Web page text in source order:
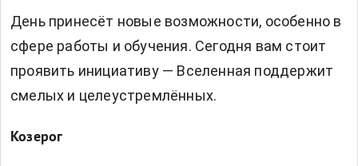
День принесёт новые возможности, особенно в
сфере работы и обучения. Сегодня вам стоит
проявить инициативу — Вселенная поддержит
смелых и целеустремлённых.
Козерог